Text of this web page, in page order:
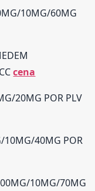
10MG/60MG
cena
20MG POR PLV
10MG/40MG POR
10MG/70MG